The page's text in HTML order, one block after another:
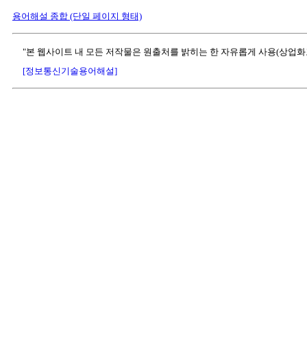
용어해설 종합 (단일 페이지 형태)
"본 웹사이트 내 모든 저작물은 원출처를 밝히는 한 자유롭게 사용(상업
[정보통신기술용어해설]